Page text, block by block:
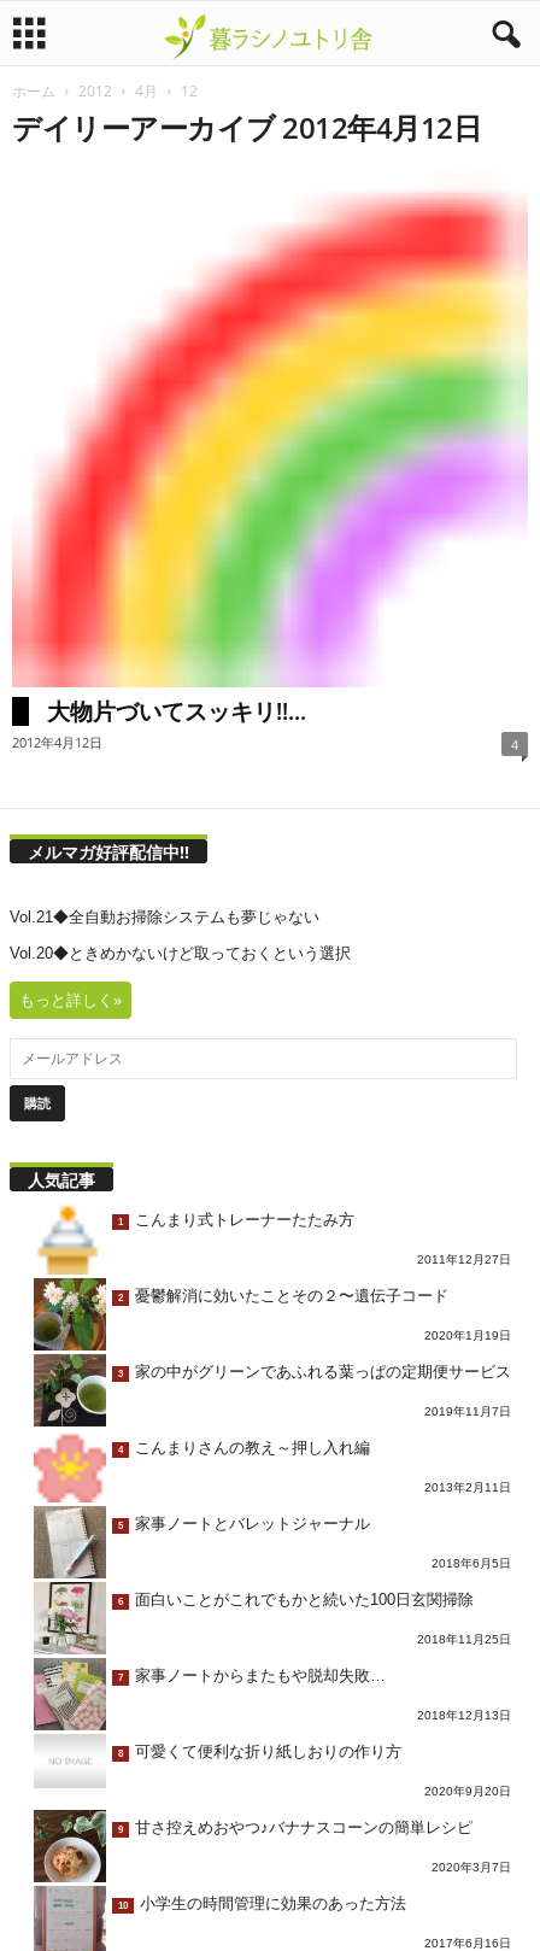
暮ホーム 2012 4月 12
デイリーアーカイブ 2012年4月12日
大物片づいてスッキリ!!...
2012年4月12日 4
メルマガ好評配信中!!
Vol.21◆全自動お掃除システムも夢じゃない
Vol.20◆ときめかないけど取っておくという選択
もっと詳しく»
人気記事
1 こんまり式トレーナーたたみ方
2011年12月27日
2 憂鬱解消に効いたことその２〜遺伝子コード
2020年1月19日
3 家の中がグリーンであふれる葉っぱの定期便サービス
2019年11月7日
4 こんまりさんの教え～押し入れ編
2013年2月11日
5 家事ノートとバレットジャーナル
2018年6月5日
6 面白いことがこれでもかと続いた100日玄関掃除
2018年11月25日
7 家事ノートからまたもや脱却失敗…
2018年12月13日
8 可愛くて便利な折り紙しおりの作り方
2020年9月20日
9 甘さ控えめおやつ♪バナナスコーンの簡単レシピ
2020年3月7日
10 小学生の時間管理に効果のあった方法
2017年6月16日